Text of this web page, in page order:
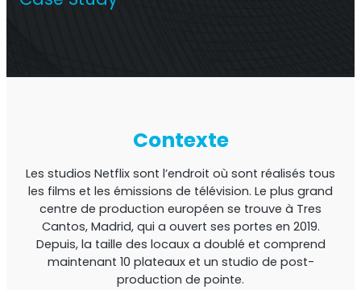
Répéteur OS6
Contexte
Les studios Netflix sont l’endroit où sont réalisés tous
les films et les émissions de télévision. Le plus grand
centre de production européen se trouve à Tres
Cantos, Madrid, qui a ouvert ses portes en 2019.
Depuis, la taille des locaux a doublé et comprend
maintenant 10 plateaux et un studio de post-
production de pointe.